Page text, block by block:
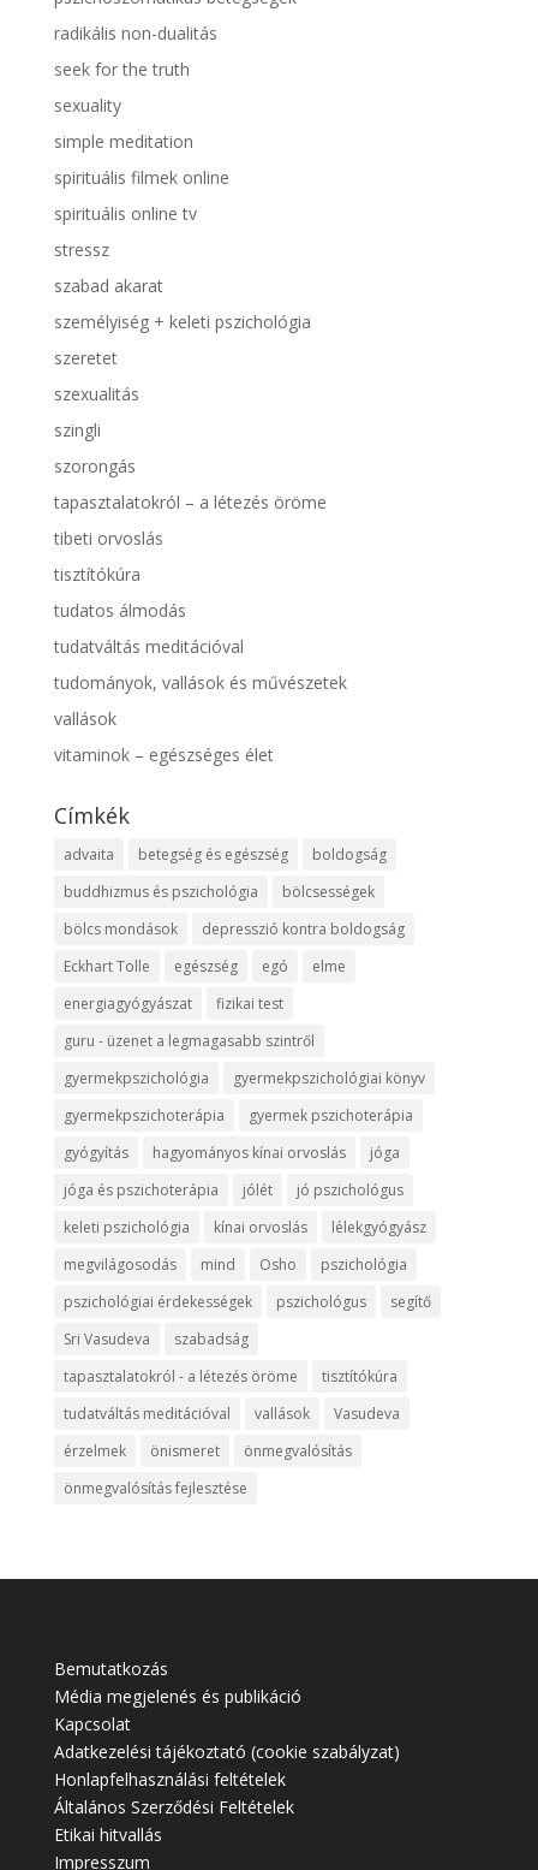
radikális non-dualitás
seek for the truth
sexuality
simple meditation
spirituális filmek online
spirituális online tv
stressz
szabad akarat
személyiség + keleti pszichológia
szeretet
szexualitás
szingli
szorongás
tapasztalatokról – a létezés öröme
tibeti orvoslás
tisztítókúra
tudatos álmodás
tudatváltás meditációval
tudományok, vallások és művészetek
vallások
vitaminok – egészséges élet
Címkék
advaita betegség és egészség
boldogság
buddhizmus és pszichológia
bölcsességek
bölcs mondások
depresszió kontra boldogság
Eckhart Tolle
egészség egó
elme
energiagyógyászat
fizikai test
guru - üzenet a legmagasabb szintről
gyermekpszichológia
gyermekpszichológiai könyv
gyermekpszichoterápia
gyermek pszichoterápia
gyógyítás
hagyományos kínai orvoslás
jóga
jóga és pszichoterápia
jólét
jó pszichológus
keleti pszichológia
kínai orvoslás
lélekgyógyász
megvilágosodás
mind Osho
pszichológia
pszichológiai érdekességek
pszichológus
segítő
Sri Vasudeva
szabadság
tapasztalatokról - a létezés öröme
tisztítókúra
tudatváltás meditációval
vallások
Vasudeva
érzelmek
önismeret
önmegvalósítás
önmegvalósítás fejlesztése
Bemutatkozás
Média megjelenés és publikáció
Kapcsolat
Adatkezelési tájékoztató (cookie szabályzat)
Honlapfelhasználási feltételek
Általános Szerződési Feltételek
Etikai hitvallás
Impresszum